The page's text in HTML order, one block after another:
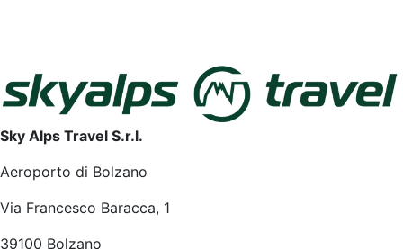
Sky Alps Travel S.r.l.